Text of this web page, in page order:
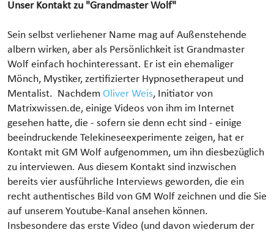
Unser Kontakt zu "Grandmaster Wolf"
Sein selbst verliehener Name mag auf Außenstehende
albern wirken, aber als Persönlichkeit ist Grandmaster
Wolf einfach hochinteressant. Er ist ein ehemaliger
Mönch, Mystiker, zertifizierter Hypnosetherapeut und
Mentalist. Nachdem Oliver Weis, Initiator von
Matrixwissen.de, einige Videos von ihm im Internet
gesehen hatte, die - sofern sie denn echt sind - einige
beeindruckende Telekineseexperimente zeigen, hat er
Kontakt mit GM Wolf aufgenommen, um ihn diesbezüglich
zu interviewen. Aus diesem Kontakt sind inzwischen
bereits vier ausführliche Interviews geworden, die ein
recht authentisches Bild von GM Wolf zeichnen und die Sie
auf unserem Youtube-Kanal ansehen können.
Insbesondere das erste Video (und davon wiederum der